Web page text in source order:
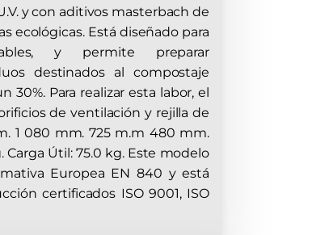
y con aditivos masterbach de
ecológicas. Está diseñado para
y permite preparar
destinados al compostaje
30%. Para realizar esta labor, el
de ventilación y rejilla de
1 080 mm. 725 m.m 480 mm.
Carga Útil: 75.0 kg. Este modelo
Europea EN 840 y está
certificados ISO 9001, ISO